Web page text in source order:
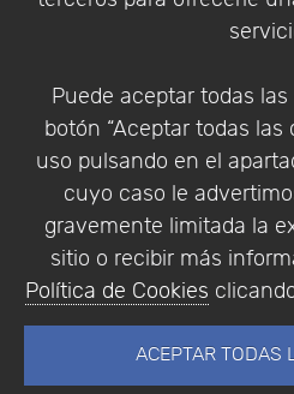
Puede aceptar todas
botón “Aceptar todas las
uso pulsando en el
cuyo caso le
gravemente limitada la
sitio o recibir más
Política de Cookies
ACEPTAR TODAS
Condiciones
Empresa|Aviso Legal|
Política de
© Copyright 1994 -
Científico,